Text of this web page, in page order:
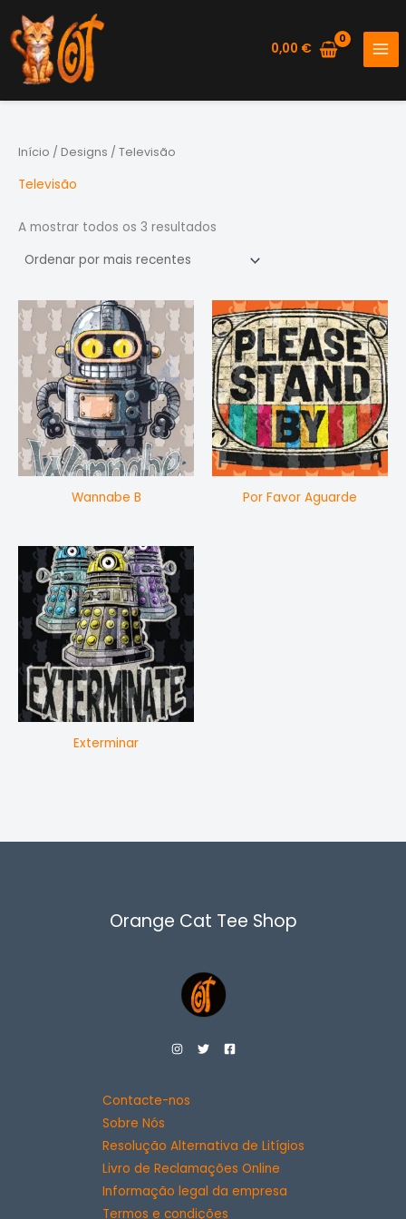
to
content
0,00 €
Início / Designs / Televisão
Televisão
A mostrar todos os 3 resultados
recentes
Wannabe B Por Favor Aguarde
Exterminar
Orange Cat Tee Shop
Contacte-nos
Sobre Nós
Resolução Alternativa de Litígios
Livro de Reclamações Online
Informação legal da empresa
Termos e condições